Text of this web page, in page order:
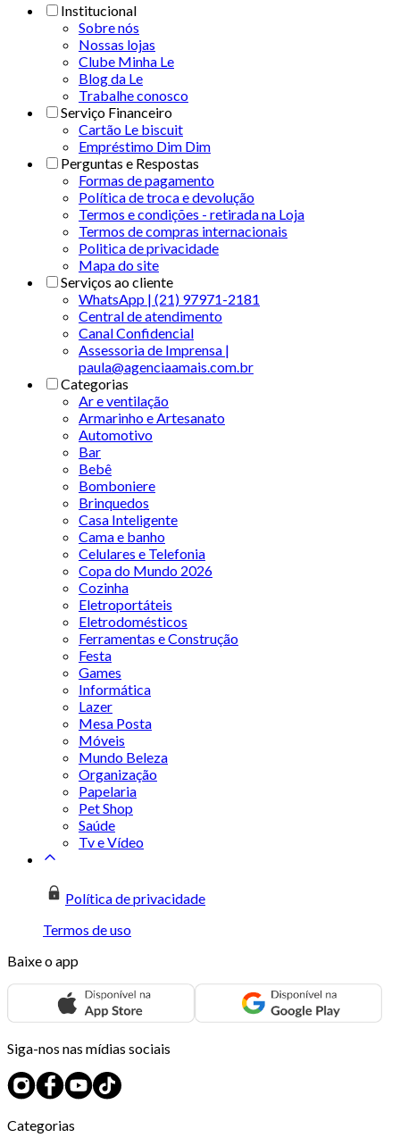
Institucional
Sobre nós
Nossas lojas
Clube Minha Le
Blog da Le
Trabalhe conosco
Serviço Financeiro
Cartão Le biscuit
Empréstimo Dim Dim
Perguntas e Respostas
Formas de pagamento
Política de troca e devolução
Termos e condições - retirada na Loja
Termos de compras internacionais
Politica de privacidade
Mapa do site
Serviços ao cliente
WhatsApp | (21) 97971-2181
Central de atendimento
Canal Confidencial
Assessoria de Imprensa |
paula@agenciaamais.com.br
Categorias
Ar e ventilação
Armarinho e Artesanato
Automotivo
Bar
Bebê
Bomboniere
Brinquedos
Casa Inteligente
Cama e banho
Celulares e Telefonia
Copa do Mundo 2026
Cozinha
Eletroportáteis
Eletrodomésticos
Ferramentas e Construção
Festa
Games
Informática
Lazer
Mesa Posta
Móveis
Mundo Beleza
Organização
Papelaria
Pet Shop
Saúde
Tv e Vídeo
Política de privacidade
Termos de uso
Baixe o app
Siga-nos nas mídias sociais
Categorias